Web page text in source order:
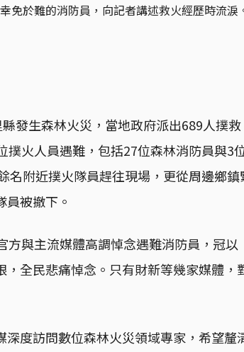
免於難的消防員，向記者講述救火經歷時流淚
發生森林火災，當地政府派出689人撲
撲火人員遇難，包括27位森林消防員與3
名附近撲火隊員趕往現場，更從周邊鄉
被撤下。
方與主流媒體高調悼念遇難消防員，冠以
全民悲痛悼念。只有財新等幾家媒體，
度訪問數位森林火災領域專家，希望釐